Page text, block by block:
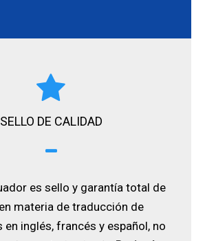
SELLO DE CALIDAD
es sello y garantía total de
materia de traducción de
inglés, francés y español, no